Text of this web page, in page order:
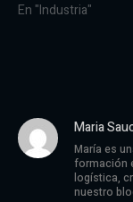
En "Industria"
Maria
María es
formación
logística,
nuestro